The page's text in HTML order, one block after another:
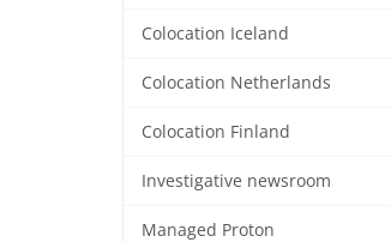
Colocation Iceland
Colocation Netherlands
Colocation Finland
Investigative newsroom
Managed Proton